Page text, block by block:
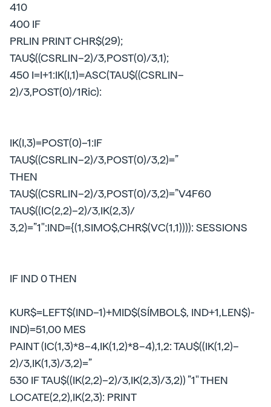
410
400 IF
PRLIN PRINT CHR$(29);
TAU$((CSRLIN–2)/3,POST(0)/3,1);
450 I=I+1:IK(I,1)=ASC(TAU$((CSRLIN–
2)/3,POST(0)/1Ric):
IK(I,3)=POST(0)–1:IF
TAU$((CSRLIN–2)/3,POST(0)/3,2)=”
THEN
TAU$((CSRLIN–2)/3,POST(0)/3,2)=”V4F60
TAU$((IC(2,2)–2)/3,IK(2,3)/
3,2)=”1":IND={(1,SIMO$,CHR$(VC(1,1)))): SESSIONS
IF IND 0 THEN
KUR$=LEFT$(IND–1)+MID$(SÍMBOL$, IND+1,LEN$)-
IND)=51,00 MES
PAINT (IC(1,3)*8–4,IK(1,2)*8–4),1,2: TAU$((IK(1,2)–
2)/3,IK(1,3)/3,2)=”
530 IF TAU$((IK(2,2)–2)/3,IK(2,3)/3,2)) ”1" THEN
LOCATE(2,2),IK(2,3): PRINT